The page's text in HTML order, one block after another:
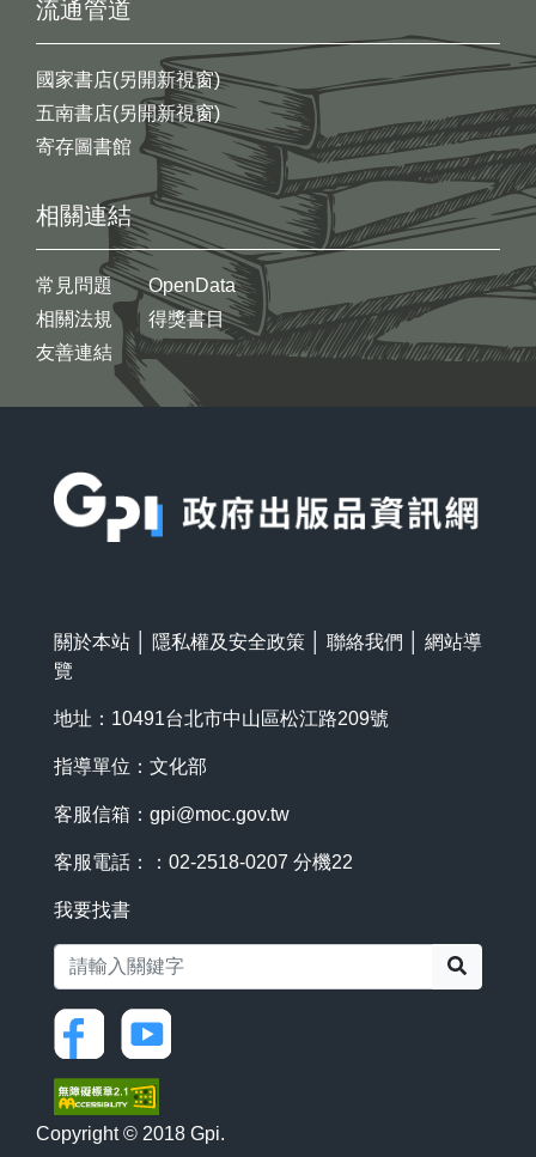
流通管道
國家書店(另開新視窗)
五南書店(另開新視窗)
寄存圖書館
相關連結
常見問題
相關法規
友善連結
OpenData
得獎書目
關於本站 隱私權及安全政策 聯絡我們
網站導
覽
地址：10491台北市中山區松江路209號
指導單位：文化部
客服信箱： gpi@moc.gov.tw
客服電話：：02-2518-0207 分機22
我要找書
Copyright © 2018 Gpi.